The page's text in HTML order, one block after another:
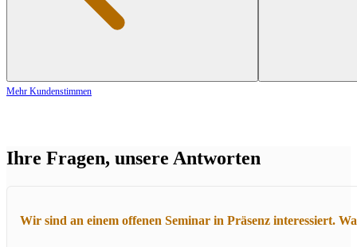
Mehr Kundenstimmen
Ihre Fragen, unsere Antworten
Wir sind an einem offenen Seminar in Präsenz interessiert.